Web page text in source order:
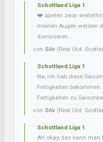
Schottland Liga 1
❤️ spielen zwar
meinen Augen werden
dominieren...
von Silv (Real Utd.
Schottland Liga 1
Na, ich hab diese
Fertigkeiten
Fertigkeiten zu
von Silv (Real Utd.
Schottland Liga 1
Ah okay, das kann man